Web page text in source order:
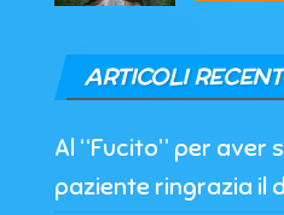
ARTICOLI
Al “Fucito” per aver
paziente ringrazia il